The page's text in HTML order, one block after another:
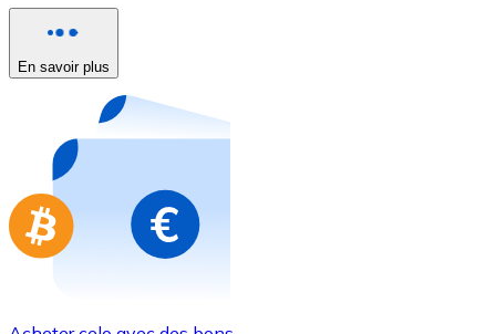
Acheter avec carte
Nouveau
Achetez des cartes-cadeaux de vos marques
Aller à la boutique de cartes-cadeaux
En savoir plus